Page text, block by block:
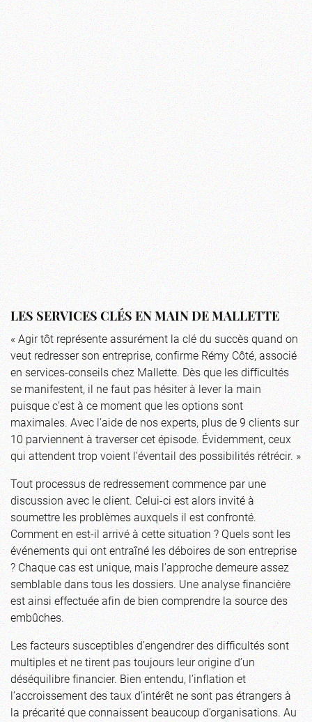
LES SERVICES CLÉS EN MAIN DE MALLETTE
« Agir tôt représente assurément la clé du succès quand on
veut redresser son entreprise, confirme Rémy Côté, associé
en services-conseils chez Mallette. Dès que les difficultés
se manifestent, il ne faut pas hésiter à lever la main
puisque c’est à ce moment que les options sont
maximales. Avec l’aide de nos experts, plus de 9 clients sur
10 parviennent à traverser cet épisode. Évidemment, ceux
qui attendent trop voient l’éventail des possibilités rétrécir. »
Tout processus de redressement commence par une
discussion avec le client. Celui-ci est alors invité à
soumettre les problèmes auxquels il est confronté.
Comment en est-il arrivé à cette situation ? Quels sont les
événements qui ont entraîné les déboires de son entreprise
? Chaque cas est unique, mais l’approche demeure assez
semblable dans tous les dossiers. Une analyse financière
est ainsi effectuée afin de bien comprendre la source des
embûches.
Les facteurs susceptibles d’engendrer des difficultés sont
multiples et ne tirent pas toujours leur origine d’un
déséquilibre financier. Bien entendu, l’inflation et
l’accroissement des taux d’intérêt ne sont pas étrangers à
la précarité que connaissent beaucoup d’organisations. Au